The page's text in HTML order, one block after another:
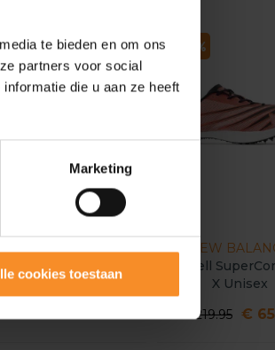
te bieden en om ons
partners voor social
die u aan ze heeft
Marketing
cookies toestaan
HOKA
Cielo X MD Unisex
€ 159.95 € 50.00
69
NEW
FuelCell
X Unisex
€ 219.95 €